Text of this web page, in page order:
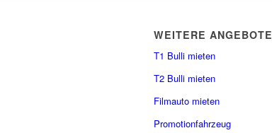
WEITERE ANGEBOTE
T1 Bulli mieten
T2 Bulli mieten
Filmauto mieten
Promotionfahrzeug